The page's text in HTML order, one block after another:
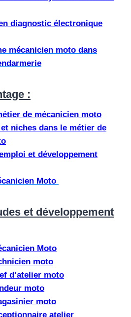
diagnostic électronique
mécanicien moto dans
:
de mécanicien moto
niches dans le métier de
et développement
Moto
et développement
Moto
moto
d’atelier moto
moto
moto
atelier